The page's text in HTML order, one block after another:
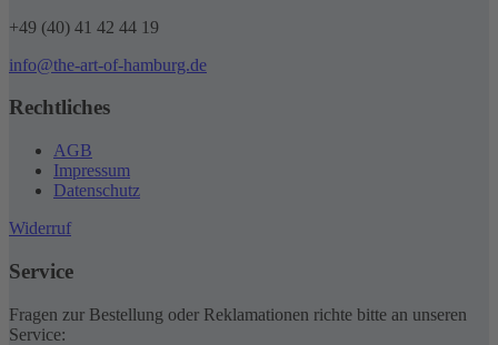
+49 (40) 41 42 44 19
info@the-art-of-hamburg.de
Rechtliches
AGB
Impressum
Datenschutz
Widerruf
Service
Fragen zur Bestellung oder Reklamationen richte bitte an unseren
Service: